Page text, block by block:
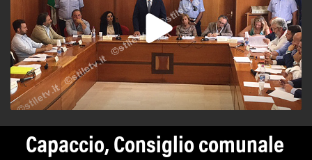
Capaccio, Consiglio comunale